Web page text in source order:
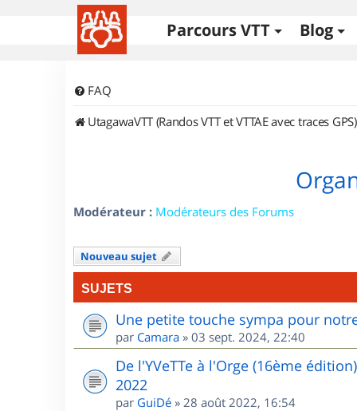
Parcours VTT Blog
FAQ
UtagawaVTT (Randos VTT et VTTAE avec traces GPS)
Modérateur : Modérateurs des Forums
Nouveau sujet
SUJETS
Une petite touche sympa pour
par Camara » 03 sept. 2024, 22:40
De l'YVeTTe à l'Orge (16ème
2022
par GuiDé » 28 août 2022, 16:54